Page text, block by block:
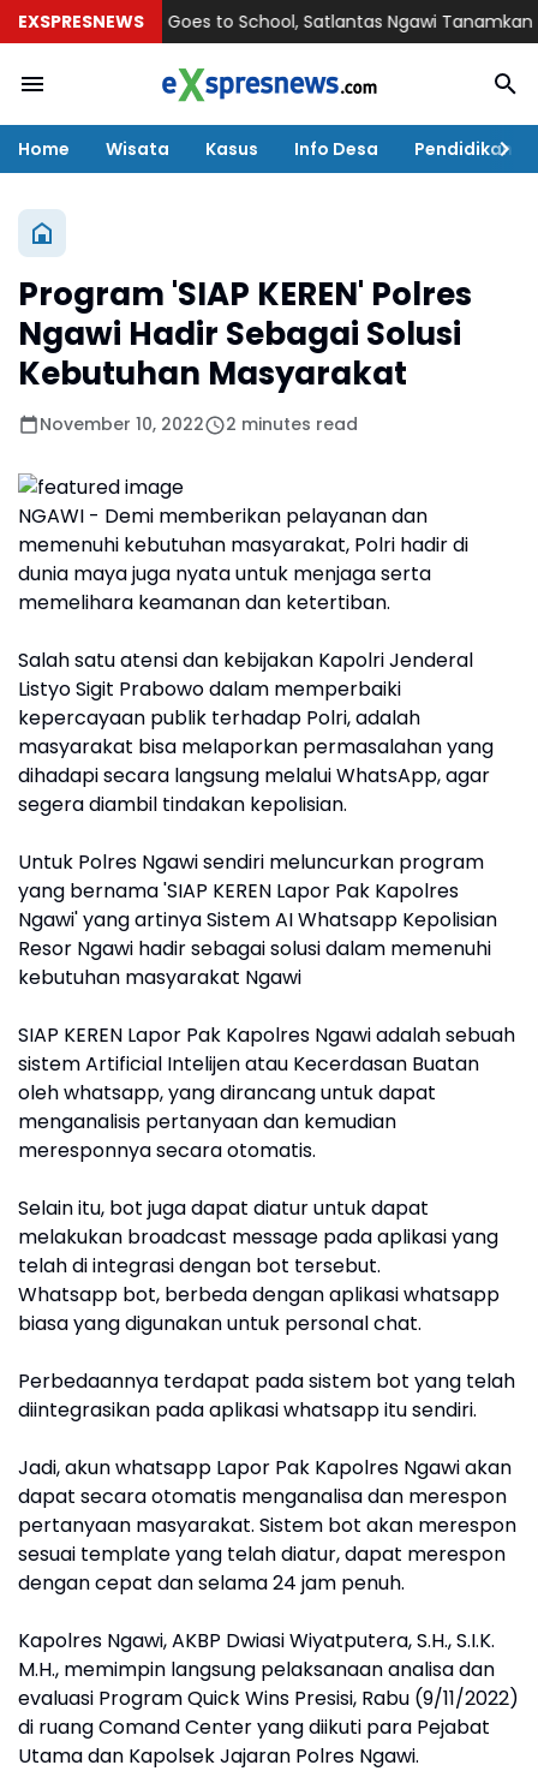
EXSPRESNEWS
Police Goes to School, Satlantas Ngawi Tanamkan Tertib
Home Wisata Kasus Info Desa Pendidikan
Program 'SIAP KEREN' Polres
Ngawi Hadir Sebagai Solusi
Kebutuhan Masyarakat
November 10, 2022 2 minutes read
NGAWI - Demi memberikan pelayanan dan
memenuhi kebutuhan masyarakat, Polri hadir di
dunia maya juga nyata untuk menjaga serta
memelihara keamanan dan ketertiban.
Salah satu atensi dan kebijakan Kapolri Jenderal
Listyo Sigit Prabowo dalam memperbaiki
kepercayaan publik terhadap Polri, adalah
masyarakat bisa melaporkan permasalahan yang
dihadapi secara langsung melalui WhatsApp, agar
segera diambil tindakan kepolisian.
Untuk Polres Ngawi sendiri meluncurkan program
yang bernama 'SIAP KEREN Lapor Pak Kapolres
Ngawi' yang artinya Sistem AI Whatsapp Kepolisian
Resor Ngawi hadir sebagai solusi dalam memenuhi
kebutuhan masyarakat Ngawi
SIAP KEREN Lapor Pak Kapolres Ngawi adalah sebuah
sistem Artificial Intelijen atau Kecerdasan Buatan
oleh whatsapp, yang dirancang untuk dapat
menganalisis pertanyaan dan kemudian
meresponnya secara otomatis.
Selain itu, bot juga dapat diatur untuk dapat
melakukan broadcast message pada aplikasi yang
telah di integrasi dengan bot tersebut.
Whatsapp bot, berbeda dengan aplikasi whatsapp
biasa yang digunakan untuk personal chat.
Perbedaannya terdapat pada sistem bot yang telah
diintegrasikan pada aplikasi whatsapp itu sendiri.
Jadi, akun whatsapp Lapor Pak Kapolres Ngawi akan
dapat secara otomatis menganalisa dan merespon
pertanyaan masyarakat. Sistem bot akan merespon
sesuai template yang telah diatur, dapat merespon
dengan cepat dan selama 24 jam penuh.
Kapolres Ngawi, AKBP Dwiasi Wiyatputera, S.H., S.I.K.
M.H., memimpin langsung pelaksanaan analisa dan
evaluasi Program Quick Wins Presisi, Rabu (9/11/2022)
di ruang Comand Center yang diikuti para Pejabat
Utama dan Kapolsek Jajaran Polres Ngawi.